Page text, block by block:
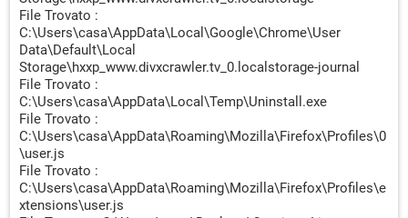
1001\Software\Microsoft\Windows\CurrentVersion\Explore
r\Advanced | Start_ShowVideos : 2 -> Trovato
[PUM.StartMenu] (X86) HKEY_USERS\S-1-5-21-845456322-
2092610498-2659693403-
1001\Software\Microsoft\Windows\CurrentVersion\Explore
r\Advanced | Start_ShowVideos : 2 -> Trovato
[PUM.DesktopIcons] (X64)
HKEY_LOCAL_MACHINE\Software\Microsoft\Windows\Curr
entVersion\Explorer\HideDesktopIcons\NewStartPanel |
{20D04FE0-3AEA-1069-A2D8-08002B30309D} : 1 -> Trovato
[PUM.DesktopIcons] (X64)
File Trovato :
C:\Users\casa\AppData\Local\Google\Chrome\User
Data\Default\Local
Storage\hxxp_www.divxcrawler.tv_0.localstorage-journal
File Trovato :
C:\Users\casa\AppData\Local\Temp\Uninstall.exe
File Trovato :
C:\Users\casa\AppData\Roaming\Mozilla\Firefox\Profiles\0
\user.js
File Trovato :
C:\Users\casa\AppData\Roaming\Mozilla\Firefox\Profiles\e
xtensions\user.js